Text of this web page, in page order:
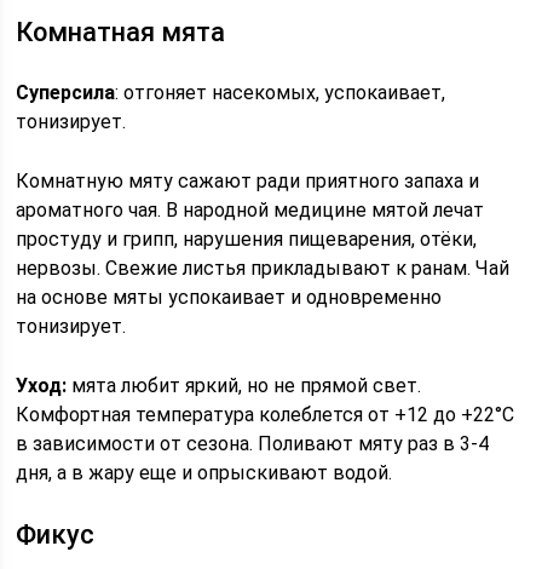
Комнатная мята
Суперсила: отгоняет насекомых, успокаивает,
тонизирует.
Комнатную мяту сажают ради приятного запаха и
ароматного чая. В народной медицине мятой лечат
простуду и грипп, нарушения пищеварения, отёки,
нервозы. Свежие листья прикладывают к ранам. Чай
на основе мяты успокаивает и одновременно
тонизирует.
Уход: мята любит яркий, но не прямой свет.
Комфортная температура колеблется от +12 до +22°C
в зависимости от сезона. Поливают мяту раз в 3-4
дня, а в жару еще и опрыскивают водой.
Фикус